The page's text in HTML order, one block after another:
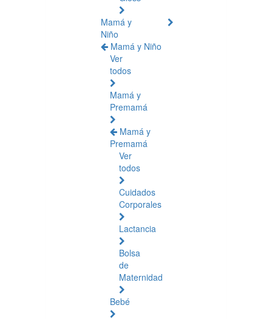
Mamá y
Niño
Mamá y Niño
Ver
todos
Mamá y
Premamá
Mamá y
Premamá
Ver
todos
Cuidados
Corporales
Lactancia
Bolsa
de
Maternidad
Bebé